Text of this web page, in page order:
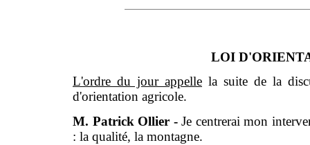
LOI
L'ordre du jour appelle la suite de la
d'orientation agricole.
M. Patrick Ollier -Je centrerai mon
: la qualité, la montagne.